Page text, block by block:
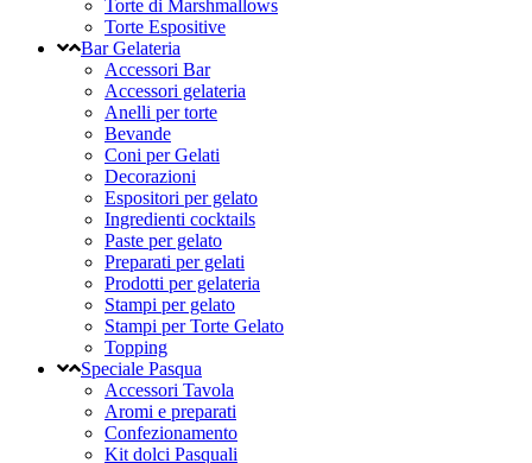
Torte di Marshmallows
Torte Espositive
Bar Gelateria
Accessori Bar
Accessori gelateria
Anelli per torte
Bevande
Coni per Gelati
Decorazioni
Espositori per gelato
Ingredienti cocktails
Paste per gelato
Preparati per gelati
Prodotti per gelateria
Stampi per gelato
Stampi per Torte Gelato
Topping
Speciale Pasqua
Accessori Tavola
Aromi e preparati
Confezionamento
Kit dolci Pasquali